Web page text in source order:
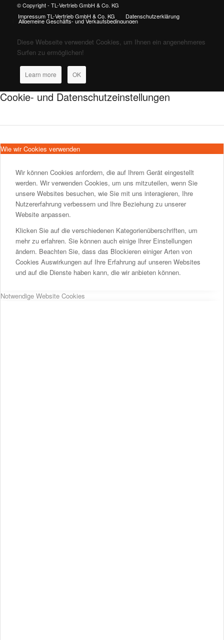
© Copyright - TL-Vertrieb GmbH & Co. KG
Impressum TL-Vertrieb GmbH & Co. KG
Datenschutzerklärung
Allgemeine Geschäfts- und Verkaufsbedingungen
Diese Webseite verwendet Cookies, um Ihnen ein angenehmeres
Surfen zu ermöglichen!
Learn more OK
Cookie- und Datenschutzeinstellungen
Wie wir Cookies verwenden
Wir können Cookies anfordern, die auf Ihrem Gerät eingestellt
werden. Wir verwenden Cookies, um uns mitzuteilen, wenn Sie
unsere Websites besuchen, wie Sie mit uns interagieren, Ihre
Nutzererfahrung verbessern und Ihre Beziehung zu unserer
Website anpassen.
Klicken Sie auf die verschiedenen Kategorienüberschriften, um
mehr zu erfahren. Sie können auch einige Ihrer Einstellungen
ändern. Beachten Sie, dass das Blockieren einiger Arten von
Cookies Auswirkungen auf Ihre Erfahrung auf unseren Websites
und auf die Dienste haben kann, die wir anbieten können.
Notwendige Website Cookies